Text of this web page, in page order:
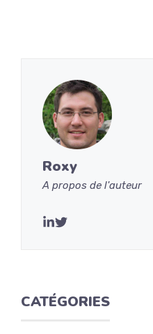
Roxy
A propos de l'auteur
CATÉGORIES